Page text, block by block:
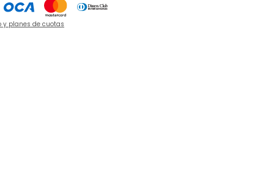
y planes de cuotas